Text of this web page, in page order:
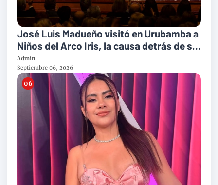
José Luis Madueño visitó en Urubamba a
Niños del Arco Iris, la causa detrás de su
concierto benéfico "Piano Sin Fronteras"
Admin
Septiembre 06, 2026